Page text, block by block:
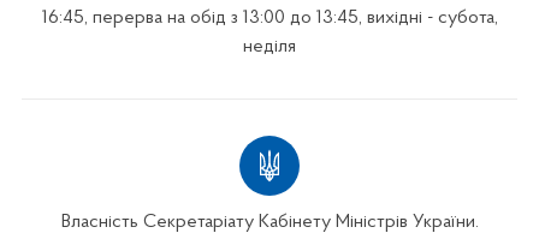
16:45, перерва на обід з 13:00 до 13:45, вихідні - субота,
неділя
Власність Секретаріату Кабінету Міністрів України.